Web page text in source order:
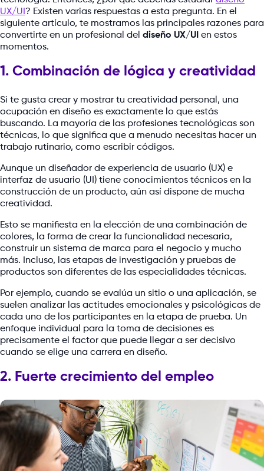
UX/UI ? Existen varias respuestas a esta pregunta. En el
siguiente artículo, te mostramos las principales razones para
convertirte en un profesional del diseño UX/UI en estos
momentos.
1. Combinación de lógica y creatividad
Si te gusta crear y mostrar tu creatividad personal, una
ocupación en diseño es exactamente lo que estás
buscando. La mayoría de las profesiones tecnológicas son
técnicas, lo que significa que a menudo necesitas hacer un
trabajo rutinario, como escribir códigos.
Aunque un diseñador de experiencia de usuario (UX) e
interfaz de usuario (UI) tiene conocimientos técnicos en la
construcción de un producto, aún así dispone de mucha
creatividad.
Esto se manifiesta en la elección de una combinación de
colores, la forma de crear la funcionalidad necesaria,
construir un sistema de marca para el negocio y mucho
más. Incluso, las etapas de investigación y pruebas de
productos son diferentes de las especialidades técnicas.
Por ejemplo, cuando se evalúa un sitio o una aplicación, se
suelen analizar las actitudes emocionales y psicológicas de
cada uno de los participantes en la etapa de prueba. Un
enfoque individual para la toma de decisiones es
precisamente el factor que puede llegar a ser decisivo
cuando se elige una carrera en diseño.
2. Fuerte crecimiento del empleo